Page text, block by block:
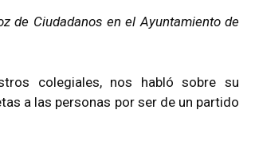
de Ciudadanos en el Ayuntamiento de
colegiales, nos habló sobre su
a las personas por ser de un partido